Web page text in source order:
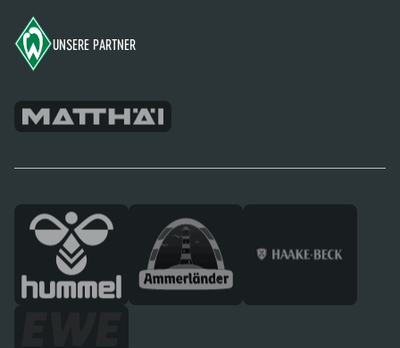
UNSERE PARTNER